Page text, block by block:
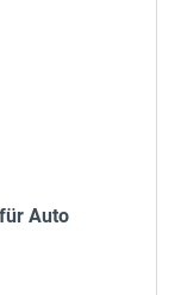
Auto